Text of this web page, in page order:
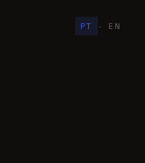
PT · EN